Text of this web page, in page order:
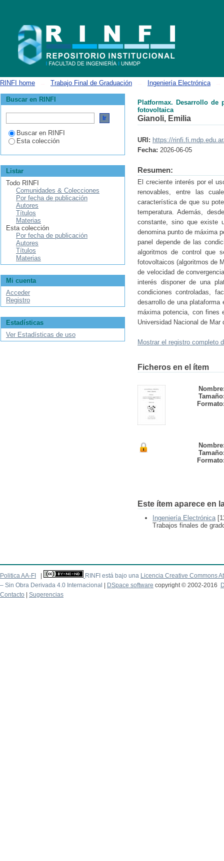
RINFI home Trabajo Final de Graduación Ingeniería Electrónica
Platformax. Desarrollo de
fotovoltaica
Gianoli, Emilia
URI: https://
Fecha: 2026-06-05
Resumen:
El creciente interés por el
renovables, entre las
característica de que su
temperatura. Además,
constante, sino que existe
denomina punto de máxima
panel depende de las
algoritmos de control que
fotovoltaicos (algoritmos de
de velocidad de
interés disponer de una
condiciones controladas,
desarrollo de una
máxima potencia, con fines
Universidad Nacional de Mar
Mostrar el registro completo
Ficheros en el ítem
Este ítem aparece en
Ingeniería Electrónica
Trabajos finales de
Buscar en RINFI
Buscar en RINFI
Esta colección
Listar
Todo RINFI
Comunidades & Colecciones
Por fecha de publicación
Autores
Títulos
Materias
Esta colección
Por fecha de publicación
Autores
Títulos
Materias
Mi cuenta
Acceder
Registro
Estadísticas
Ver Estadísticas de uso
Politica AA-FI RINFI está bajo una Licencia Creative Commons
– Sin Obra Derivada 4.0 Internacional
DSpace software copyright © 2002-2016
Contacto
Sugerencias